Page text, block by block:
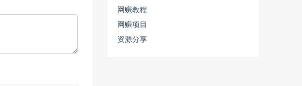
网赚教程
网赚项目
资源分享